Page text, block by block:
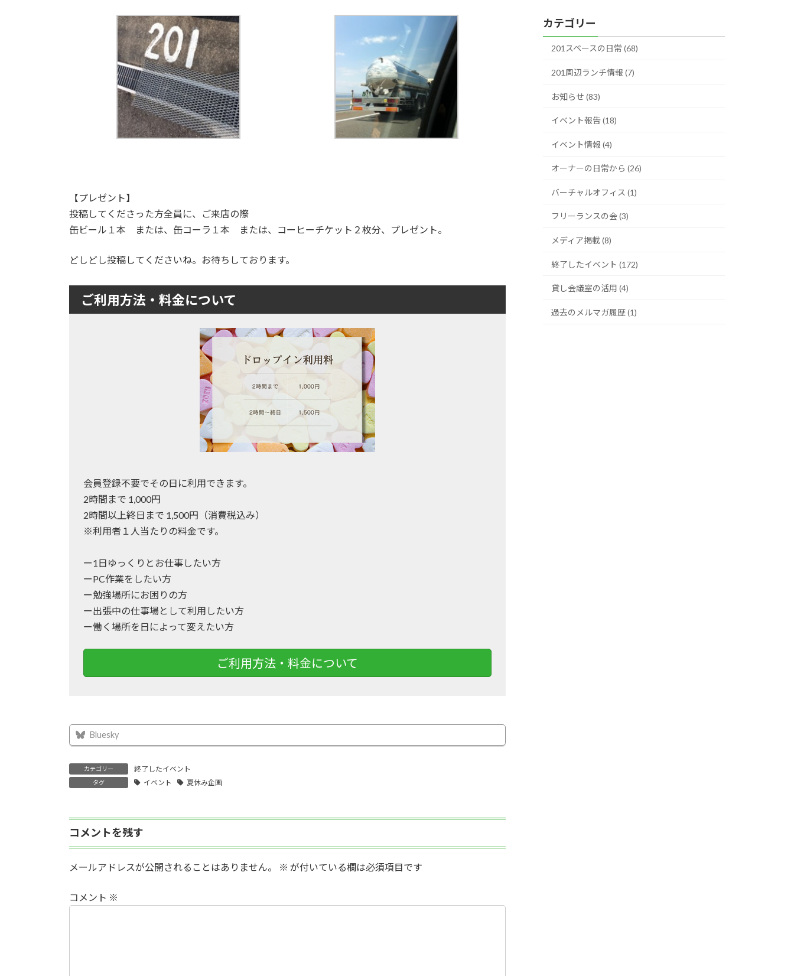
【プレゼント】
投稿してくださった方全員に、ご来店の際
缶ビール１本 または、缶コーラ１本 または、コーヒーチケット２枚分、プレゼント。
どしどし投稿してくださいね。お待ちしております。
ご利用方法・料金について
会員登録不要でその日に利用できます。
2時間まで 1,000円
2時間以上終日まで 1,500円（消費税込み）
※利用者１人当たりの料金です。
ー1日ゆっくりとお仕事したい方
ーPC作業をしたい方
ー勉強場所にお困りの方
ー出張中の仕事場として利用したい方
ー働く場所を日によって変えたい方
ご利用方法・料金について
Bluesky
カテゴリー 終了したイベント
タグ イベント 夏休み企画
コメントを残す
メールアドレスが公開されることはありません。 ※ が付いている欄は必須項目です
コメント ※
カ
イ
ブ
カテゴリー
201スペースの日常 (68)
201周辺ランチ情報 (7)
お知らせ (83)
イベント報告 (18)
イベント情報 (4)
オーナーの日常から (26)
バーチャルオフィス (1)
フリーランスの会 (3)
メディア掲載 (8)
終了したイベント (172)
貸し会議室の活用 (4)
過去のメルマガ履歴 (1)